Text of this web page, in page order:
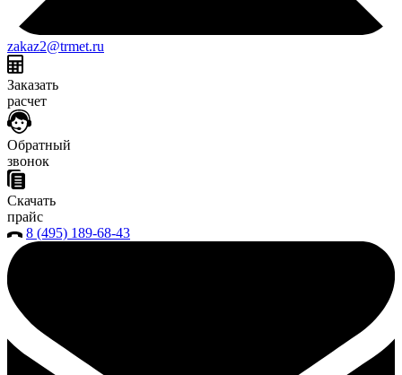
zakaz2@trmet.ru
Заказать
расчет
Обратный
звонок
Скачать
прайс
8 (495) 189-68-43